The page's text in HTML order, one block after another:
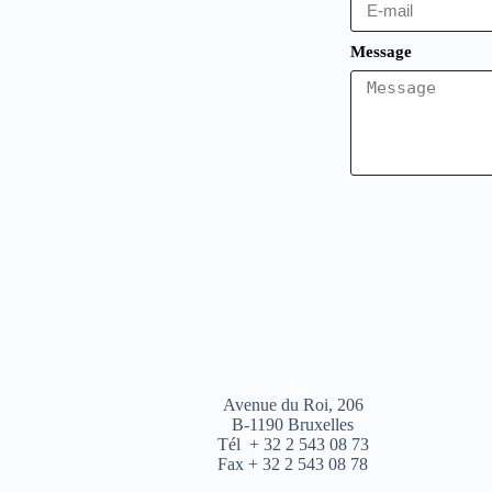
Message
Avenue du Roi, 206
B-1190 Bruxelles
Tél + 32 2 543 08 73
Fax + 32 2 543 08 78